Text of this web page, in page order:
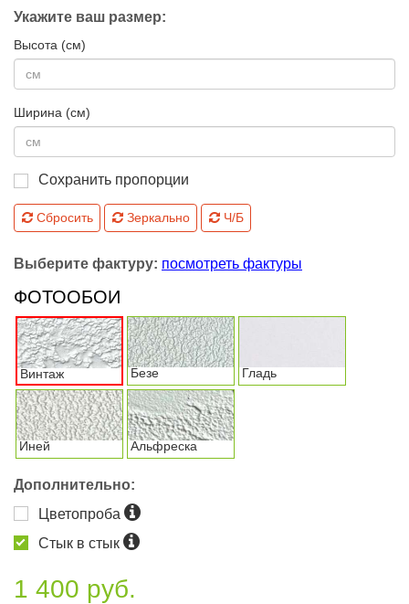
Укажите ваш размер:
Высота (см)
Ширина (см)
Сохранить пропорции
Сбросить Зеркально Ч/Б
Выберите фактуру: посмотреть фактуры
ФОТООБОИ
Винтаж Безе Гладь
Иней Альфреска
Дополнительно:
Цветопроба
Стык в стык
1 400 руб.